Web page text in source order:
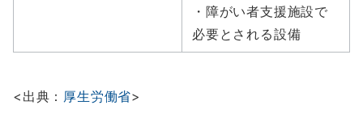
・障がい者支援施設で
必要とされる設備
<出典： 厚生労働省>